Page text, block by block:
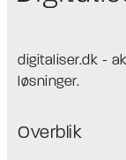
digitaliser.dk -
løsninger.
Overblik